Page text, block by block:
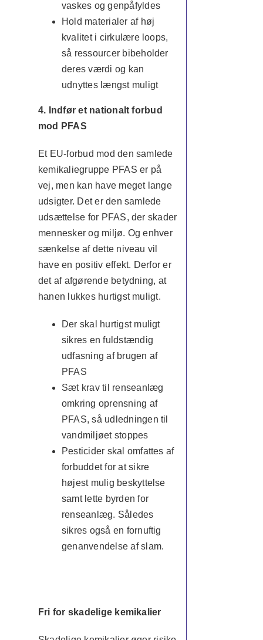
vaskes og genpåfyldes
Hold materialer af høj
kvalitet i cirkulære loops,
så ressourcer bibeholder
deres værdi og kan
udnyttes længst muligt
4. Indfør et nationalt forbud
mod PFAS
Et EU-forbud mod den samlede
kemikaliegruppe PFAS er på
vej, men kan have meget lange
udsigter. Det er den samlede
udsættelse for PFAS, der skader
mennesker og miljø. Og enhver
sænkelse af dette niveau vil
have en positiv effekt. Derfor er
det af afgørende betydning, at
hanen lukkes hurtigst muligt.
Der skal hurtigst muligt
sikres en fuldstændig
udfasning af brugen af
PFAS
Sæt krav til renseanlæg
omkring oprensning af
PFAS, så udledningen til
vandmiljøet stoppes
Pesticider skal omfattes af
forbuddet for at sikre
højest mulig beskyttelse
samt lette byrden for
renseanlæg. Således
sikres også en fornuftig
genanvendelse af slam.
Fri for skadelige kemikalier